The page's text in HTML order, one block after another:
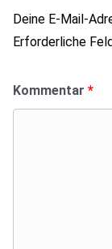
Deine E-Mail-
Erforderliche
Kommentar *